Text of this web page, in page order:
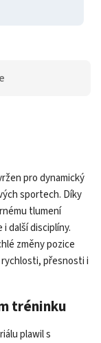
pro dynamický
sportech. Díky
tlumení
další disciplíny.
změny pozice
přesnosti i
tréninku
plawil s